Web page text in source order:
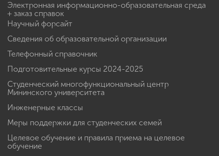
Электронная информационно-образовательная среда
+ заказ справок
Научный форсайт
Сведения об образовательной организации
Телефонный справочник
Подготовительные курсы 2024-2025
Студенческий многофункциональный центр
Мининского университета
Инженерные классы
Меры поддержки для студенческих семей
Целевое обучение и правила приема на целевое
обучение